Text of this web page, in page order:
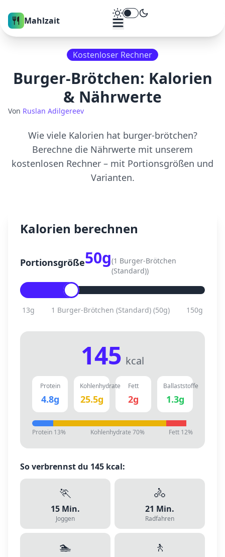
Mahlzait Theme umschalten
Kostenloser Rechner
Burger-Brötchen: Kalorien
& Nährwerte
Von Ruslan Adilgereev
Wie viele Kalorien hat burger-brötchen?
Berechne die Nährwerte mit unserem
kostenlosen Rechner – mit Portionsgrößen und
Varianten.
Kalorien berechnen
Portionsgröße50g(1 Burger-Brötchen
(Standard))
13g 1 Burger-Brötchen (Standard) (50g) 150g
145 kcal
Protein
4.8g
Kohlenhydrate
25.5g
Fett
2g
Ballaststoffe
1.3g
Protein 13% Kohlenhydrate 70% Fett 12%
So verbrennst du 145 kcal:
🏃
15 Min.
Joggen
🚴
21 Min.
Radfahren
🏊 🚶